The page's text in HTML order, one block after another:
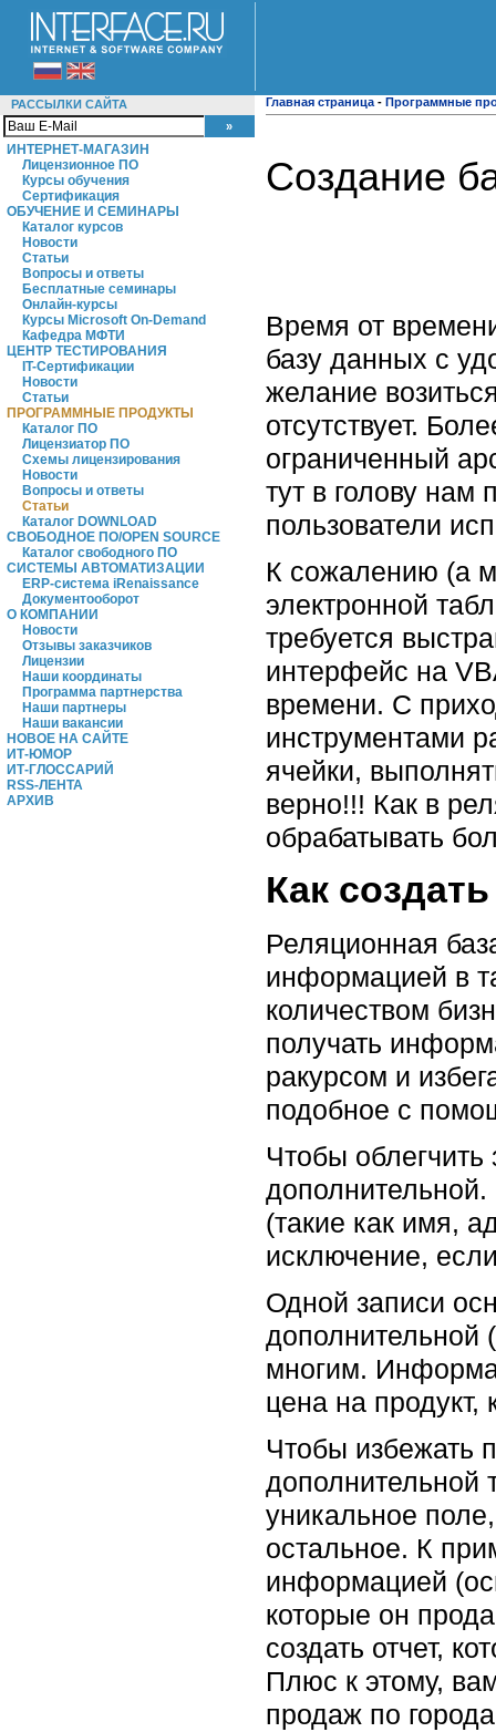
РАССЫЛКИ САЙТА
ИНТЕРНЕТ-МАГАЗИН
Лицензионное ПО
Курсы обучения
Сертификация
ОБУЧЕНИЕ И СЕМИНАРЫ
Каталог курсов
Новости
Статьи
Вопросы и ответы
Бесплатные семинары
Онлайн-курсы
Курсы Microsoft On-Demand
Кафедра МФТИ
ЦЕНТР ТЕСТИРОВАНИЯ
IT-Сертификации
Новости
Статьи
ПРОГРАММНЫЕ ПРОДУКТЫ
Каталог ПО
Лицензиатор ПО
Схемы лицензирования
Новости
Вопросы и ответы
Статьи
Каталог DOWNLOAD
СВОБОДНОЕ ПО/OPEN SOURCE
Каталог свободного ПО
СИСТЕМЫ АВТОМАТИЗАЦИИ
ERP-система iRenaissance
Документооборот
О КОМПАНИИ
Новости
Отзывы заказчиков
Лицензии
Наши координаты
Программа партнерства
Наши партнеры
Наши вакансии
НОВОЕ НА САЙТЕ
ИТ-ЮМОР
ИТ-ГЛОССАРИЙ
RSS-ЛЕНТА
АРХИВ
Главная страница - Программные
Создание
Время от
базу данных с
желание
отсутствует.
ограниченный
тут в голову нам
пользователи
К сожалению (а
электронной
требуется
интерфейс на
времени. С
инструментами
ячейки,
верно!!! Как в
обрабатывать
Как
Реляционная
информацией в
количеством
получать
ракурсом и
подобное с
Чтобы
(такие как имя,
исключение,
Одной записи
дополнительной
многим.
цена на продукт,
Чтобы избежать
дополнительной
уникальное
остальное. К
информацией
которые он
создать отчет,
Плюс к этому,
продаж по